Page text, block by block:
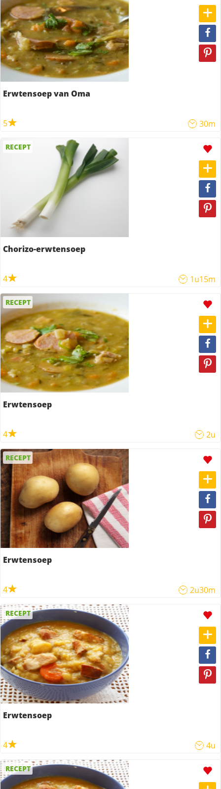
Erwtensoep van Oma
5 30m
RECEPT
Chorizo-erwtensoep
4 1u15m
RECEPT
Erwtensoep
4 2u
RECEPT
Erwtensoep
4 2u30m
RECEPT
Erwtensoep
4 4u
RECEPT